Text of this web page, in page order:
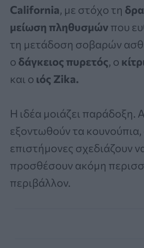
California, με στόχο τη
μείωση πληθυσμών που
τη μετάδοση σοβαρών
ο δάγκειος πυρετός, ο
και ο ιός Zika.
Η ιδέα μοιάζει παράδοξη.
εξοντωθούν τα κουνούπια,
επιστήμονες σχεδιάζουν
προσθέσουν ακόμη
περιβάλλον.